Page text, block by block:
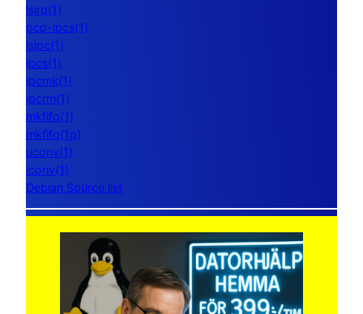
lsirq(1)
pcp-ipcs(1)
lsipc(1)
ipcs(1)
ipcmk(1)
ipcrm(1)
mkfifo(1)
mkfifo(1p)
uconv(1)
iconv(1)
Debian Source list